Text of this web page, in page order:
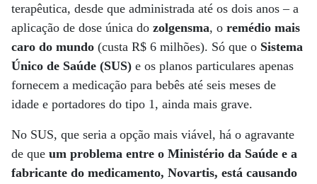
terapêutica, desde que administrada até os dois anos – a
aplicação de dose única do zolgensma, o remédio mais
caro do mundo (custa R$ 6 milhões). Só que o Sistema
Único de Saúde (SUS) e os planos particulares apenas
fornecem a medicação para bebês até seis meses de
idade e portadores do tipo 1, ainda mais grave.
No SUS, que seria a opção mais viável, há o agravante
de que um problema entre o Ministério da Saúde e a
fabricante do medicamento, Novartis, está causando